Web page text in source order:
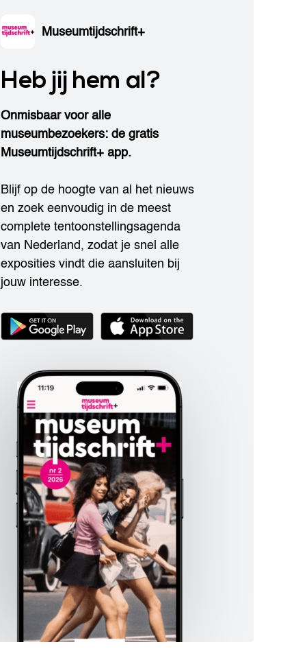
Museumtijdschrift+
Heb jij hem al?
Onmisbaar voor alle
museumbezoekers: de gratis
Museumtijdschrift+ app.
Blijf op de hoogte van al het nieuws
en zoek eenvoudig in de meest
complete tentoonstellingsagenda
van Nederland, zodat je snel alle
exposities vindt die aansluiten bij
jouw interesse.